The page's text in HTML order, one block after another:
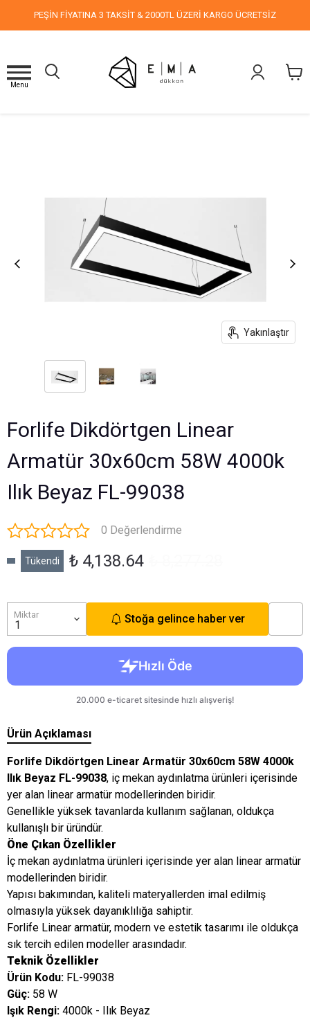
PEŞİN FİYATINA 3 TAKSİT & 2000TL ÜZERİ KARGO ÜCRETSİZ
Menu
Yakınlaştır
Forlife Dikdörtgen Linear
Armatür 30x60cm 58W 4000k
Ilık Beyaz FL-99038
0 Değerlendirme
Tükendi ₺ 4,138.64
Miktar Stoğa gelince haber ver
Ürün Açıklaması
Forlife Dikdörtgen Linear Armatür 30x60cm 58W 4000k
Ilık Beyaz FL-99038, iç mekan aydınlatma ürünleri içerisinde
yer alan linear armatür modellerinden biridir.
Genellikle yüksek tavanlarda kullanım sağlanan, oldukça
kullanışlı bir üründür.
Öne Çıkan Özellikler
İç mekan aydınlatma ürünleri içerisinde yer alan linear armatür
modellerinden biridir.
Yapısı bakımından, kaliteli materyallerden imal edilmiş
olmasıyla yüksek dayanıklılığa sahiptir.
Forlife Linear armatür, modern ve estetik tasarımı ile oldukça
sık tercih edilen modeller arasındadır.
Teknik Özellikler
Ürün Kodu: FL-99038
Güç: 58 W
Işık Rengi: 4000k - Ilık Beyaz